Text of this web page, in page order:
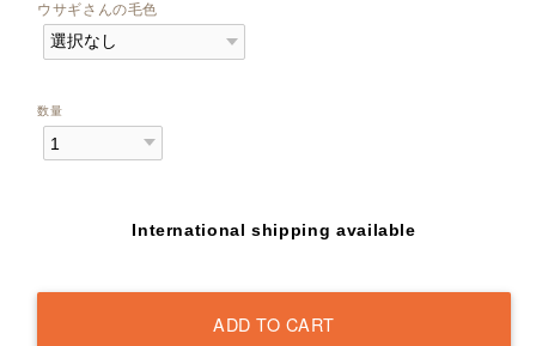
ウサギさんの毛色
数量
International shipping available
ADD TO CART